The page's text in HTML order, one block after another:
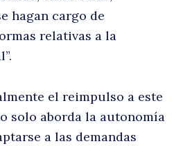
hagan cargo de
relativas a la
el reimpulso a este
solo aborda la autonomía
a las demandas